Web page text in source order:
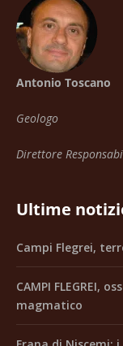
Antonio Toscano
Geologo
Direttore
Ultime
Campi Flegrei,
CAMPI FLEGREI,
magmatico